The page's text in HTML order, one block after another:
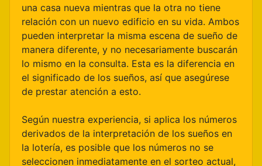
una casa nueva mientras que la otra no tiene
relación con un nuevo edificio en su vida. Ambos
pueden interpretar la misma escena de sueño de
manera diferente, y no necesariamente buscarán
lo mismo en la consulta. Esta es la diferencia en
el significado de los sueños, así que asegúrese
de prestar atención a esto.
Según nuestra experiencia, si aplica los números
derivados de la interpretación de los sueños en
la lotería, es posible que los números no se
seleccionen inmediatamente en el sorteo actual,